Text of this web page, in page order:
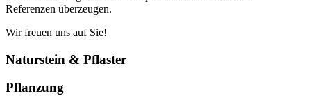
Referenzen überzeugen.
Wir freuen uns auf Sie!
Naturstein & Pflaster
Pflanzung